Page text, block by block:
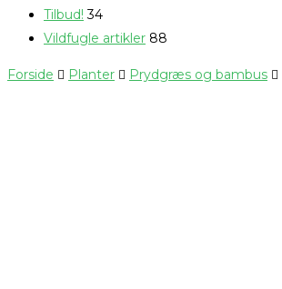
Tilbud! 34
Vildfugle artikler 88
Forside Planter Prydgræs og bambus